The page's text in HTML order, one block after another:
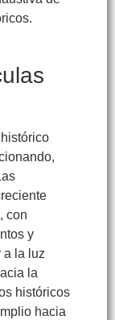
con
y
a la luz
la
históricos
hacia